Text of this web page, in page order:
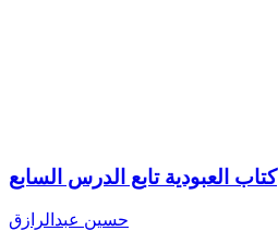
كتاب العبودية تابع الدرس السابع
حسين عبدالرازق